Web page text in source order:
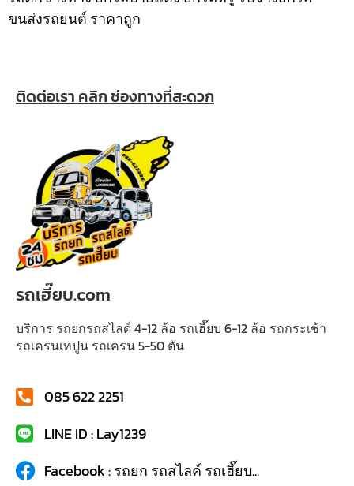
ขนส่งรถยนต์ ราคาถูก
ติดต่อเรา คลิก ช่องทางที่สะดวก
รถเฮี๊ยบ.com
บริการ รถยกรถสไลด์ 4-12 ล้อ รถเฮี๊ยบ 6-12 ล้อ รถกระเช้า
รถเครนเทปูน รถเครน 5-50 ตัน
085 622 2251
LINE ID : Lay1239
Facebook : รถยก รถสไลค์ รถเฮี๊ยบ...